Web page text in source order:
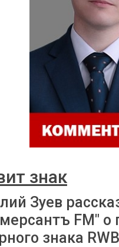
знак
Зуев
FM" о
знака RWB